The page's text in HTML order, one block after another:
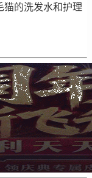
猫的洗发水和护理